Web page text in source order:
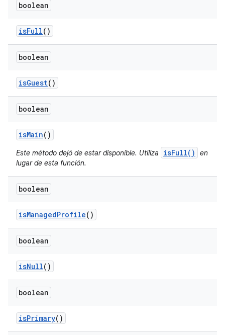
boolean
isFull()
boolean
isGuest()
boolean
isMain()
Este método dejó de estar disponible. Utiliza isFull()
en
lugar de esta función.
boolean
isManagedProfile()
boolean
isNull()
boolean
isPrimary()